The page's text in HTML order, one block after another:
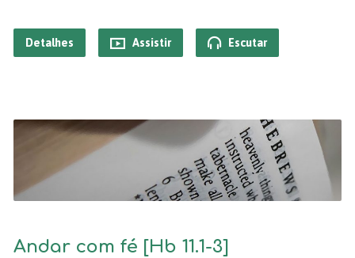
Detalhes Assistir Escutar
Andar com fé [Hb 11.1-3]